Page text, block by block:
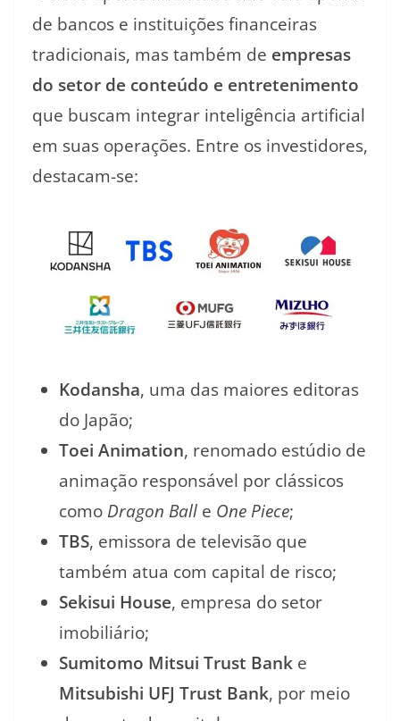
de bancos e instituições financeiras
tradicionais, mas também de empresas
do setor de conteúdo e entretenimento
que buscam integrar inteligência artificial
em suas operações. Entre os investidores,
destacam-se:
Kodansha, uma das maiores editoras
do Japão;
Toei Animation, renomado estúdio de
animação responsável por clássicos
como Dragon Ball e One Piece;
TBS, emissora de televisão que
também atua com capital de risco;
Sekisui House, empresa do setor
imobiliário;
Sumitomo Mitsui Trust Bank e
Mitsubishi UFJ Trust Bank, por meio